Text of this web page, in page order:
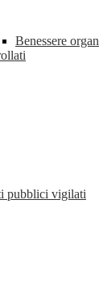
Benessere
pubblici vigilati